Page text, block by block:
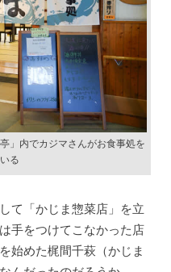
」内でカジマさんがお食事処を
る
て「かじま惣菜店」を立
手をつけてこなかった店
始めた梶間千萩（かじま